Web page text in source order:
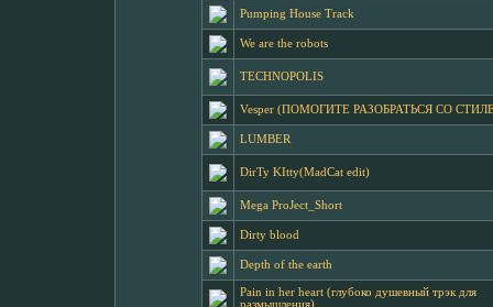
Pumping House Track
We are the robots
TECHNOPOLIS
Vesper (ПОМОГИТЕ РАЗОБРАТЬСЯ СО
LUMBER
DirTy KItty(MadCat edit)
Mega ProJect_Short
Dirty blood
Depth of the earth
Pain in her heart (глубоко душевный трэк для
размышления)